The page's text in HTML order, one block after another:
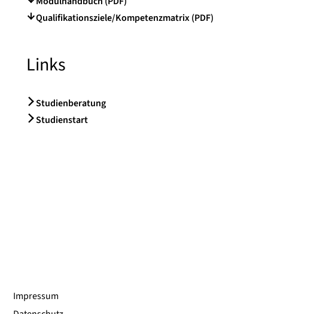
Qualifikationsziele/Kompetenzmatrix (PDF)
Links
Studienberatung
Studienstart
Impressum